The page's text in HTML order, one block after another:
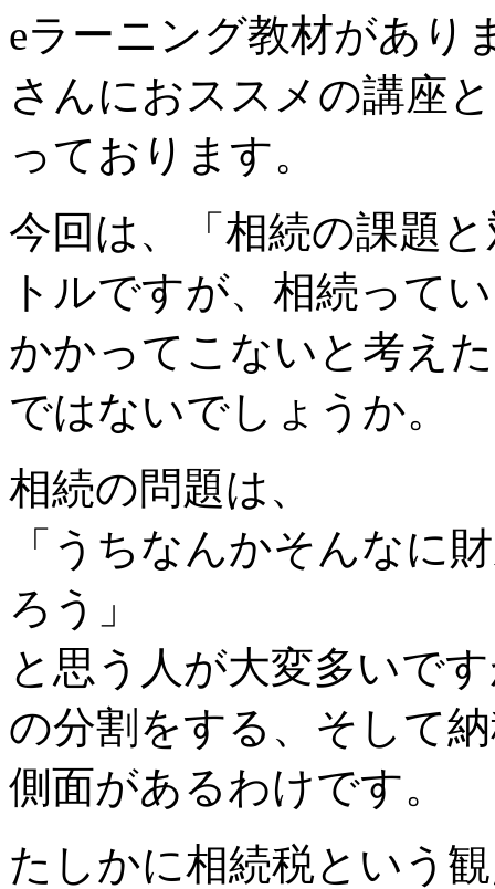
eラーニング教材があり
さんにおススメの講座
っております。
今回は、「相続の課題
トルですが、相続って
かかってこないと考え
ではないでしょうか。
相続の問題は、
「うちなんかそんなに
ろう」
と思う人が大変多いで
の分割をする、そして
側面があるわけです。
たしかに相続税という